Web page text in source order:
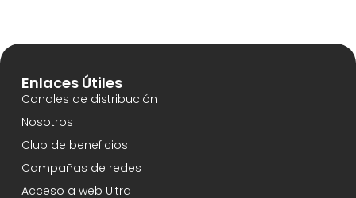
Enlaces Útiles
Canales de distribución
Nosotros
Club de beneficios
Campañas de redes
Acceso a web Ultra